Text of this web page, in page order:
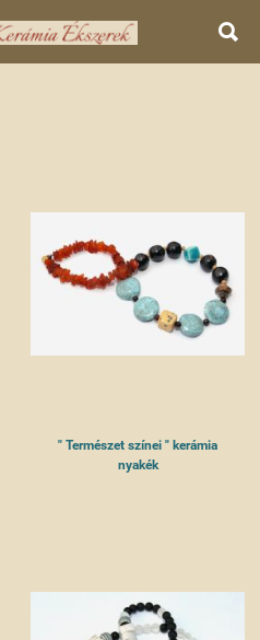

" Természet színei " kerámia
nyakék